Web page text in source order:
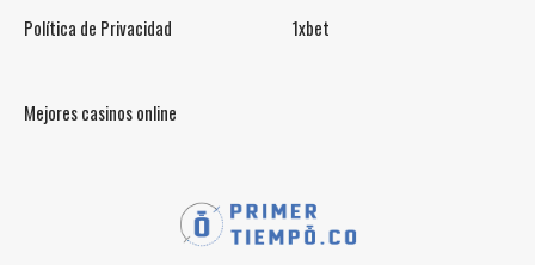
Política de Privacidad 1xbet
Mejores casinos online